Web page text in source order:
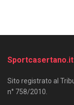
Sportcasertano.it
Sito registrato al
n° 758/2010.